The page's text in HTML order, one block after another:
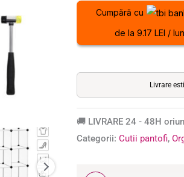
transparent
Cumpără cu
de la 9.17 LEI /
Livrare
🚚 LIVRARE 24 - 48H
Categorii:Cutii pantofi,